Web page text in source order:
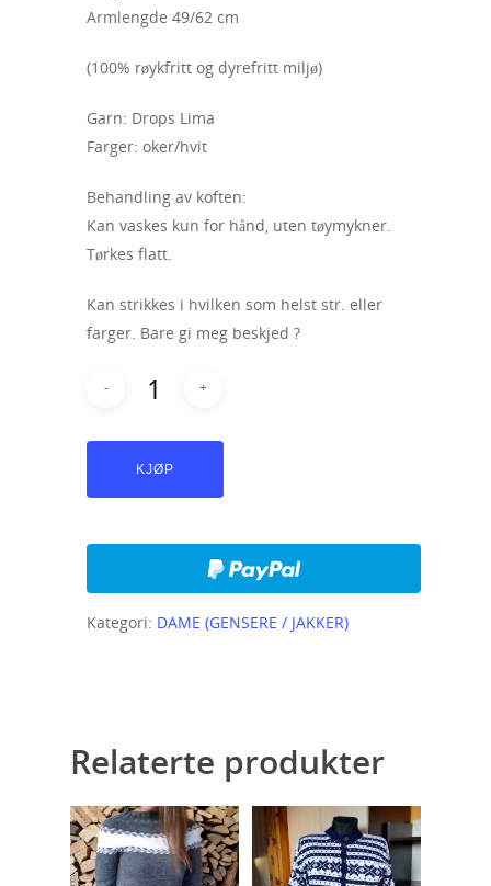
Armlengde 49/62 cm
(100% røykfritt og dyrefritt miljø)
Garn: Drops Lima
Farger: oker/hvit
Behandling av koften:
Kan vaskes kun for hånd, uten tøymykner.
Tørkes flatt.
Kan strikkes i hvilken som helst str. eller
farger. Bare gi meg beskjed ?
KJØP
Kategori: DAME (GENSERE / JAKKER)
Relaterte produkter